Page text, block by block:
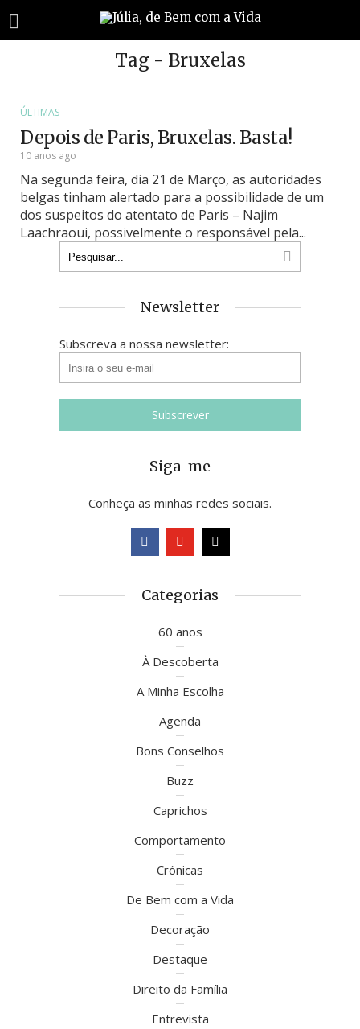
Tag - Bruxelas
ÚLTIMAS
Depois de Paris, Bruxelas. Basta!
10 anos ago
Na segunda feira, dia 21 de Março, as autoridades
belgas tinham alertado para a possibilidade de um
dos suspeitos do atentato de Paris – Najim
Laachraoui, possivelmente o responsável pela...
Newsletter
Subscreva a nossa newsletter:
Siga-me
Conheça as minhas redes sociais.
Categorias
60 anos
À Descoberta
A Minha Escolha
Agenda
Bons Conselhos
Buzz
Caprichos
Comportamento
Crónicas
De Bem com a Vida
Decoração
Destaque
Direito da Família
Entrevista